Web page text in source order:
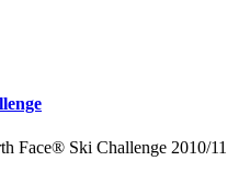
Face® Ski Challenge 2010/